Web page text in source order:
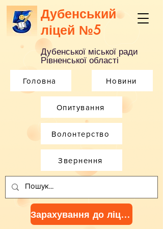
Дубенський
ліцей №5
Дубенської міської ради
Рівненської області
Головна Новини
Опитування
Зарахування до ліцею
Волонтерство
Звернення